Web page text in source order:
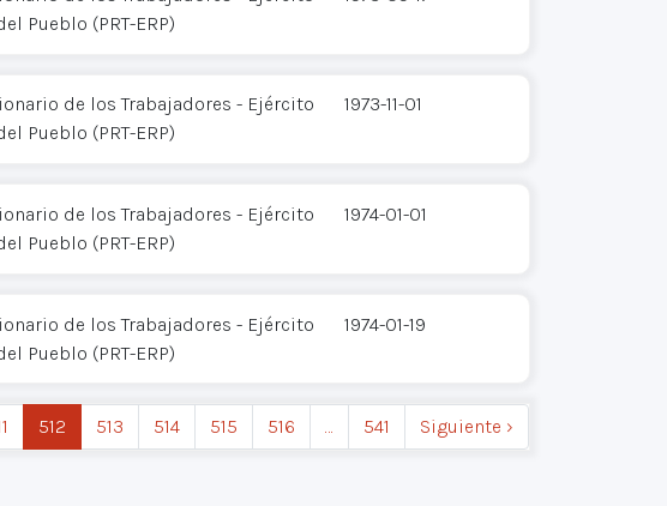
Pueblo (PRT-ERP)
de los Trabajadores - Ejército
Pueblo (PRT-ERP)
1973-11-01
de los Trabajadores - Ejército
Pueblo (PRT-ERP)
1974-01-01
de los Trabajadores - Ejército
Pueblo (PRT-ERP)
1974-01-19
512 513 514 515 516 … 541 Siguiente ›